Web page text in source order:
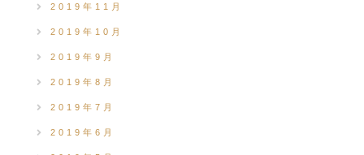
2019年11月
2019年10月
2019年9月
2019年8月
2019年7月
2019年6月